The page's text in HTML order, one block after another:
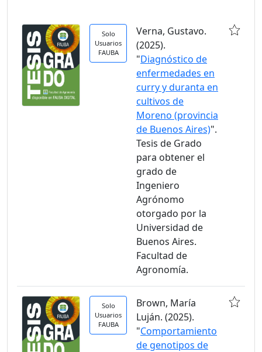
Solo
Usuarios
FAUBA
Verna, Gustavo.
(2025).
"Diagnóstico de
enfermedades en
curry y duranta en
cultivos de
Moreno (provincia
de Buenos Aires)".
Tesis de Grado
para obtener el
grado de
Ingeniero
Agrónomo
otorgado por la
Universidad de
Buenos Aires.
Facultad de
Agronomía.
Solo
Usuarios
FAUBA
Brown, María
Luján. (2025).
"Comportamiento
de genotipos de